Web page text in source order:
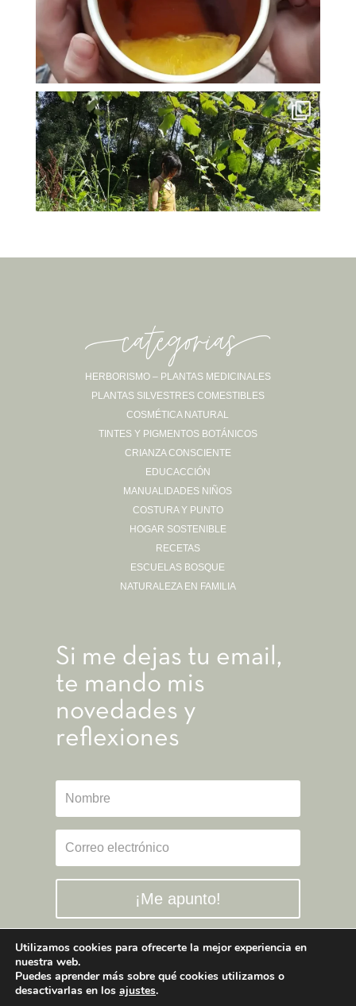
Sígueme en Instagram
-categorias-
HERBORISMO – PLANTAS MEDICINALES
PLANTAS SILVESTRES COMESTIBLES
COSMÉTICA NATURAL
TINTES Y PIGMENTOS BOTÁNICOS
CRIANZA CONSCIENTE
EDUCACCIÓN
MANUALIDADES NIÑOS
COSTURA Y PUNTO
HOGAR SOSTENIBLE
RECETAS
ESCUELAS BOSQUE
NATURALEZA EN FAMILIA
Si me dejas tu email,
te mando mis
novedades y
reflexiones
¡Me apunto!
Utilizamos cookies para ofrecerte la mejor experiencia en
nuestra web.
Puedes aprender más sobre qué cookies utilizamos o
desactivarlas en los ajustes.